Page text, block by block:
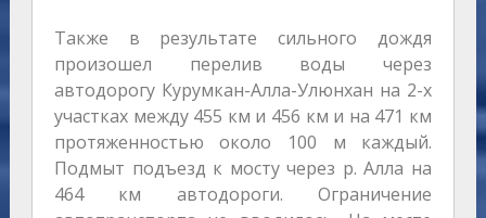
Также в результате сильного дождя
произошел перелив воды через
автодорогу Курумкан-Алла-Улюнхан на 2-х
участках между 455 км и 456 км и на 471 км
протяженностью около 100 м каждый.
Подмыт подъезд к мосту через р. Алла на
464 км автодороги. Ограничение